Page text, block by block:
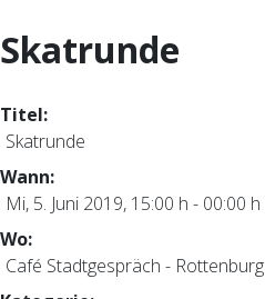
Skatrunde
Titel:
Skatrunde
Wann:
Mi, 5. Juni 2019, 15:00 h - 00:00 h
Wo:
Café Stadtgespräch - Rottenburg